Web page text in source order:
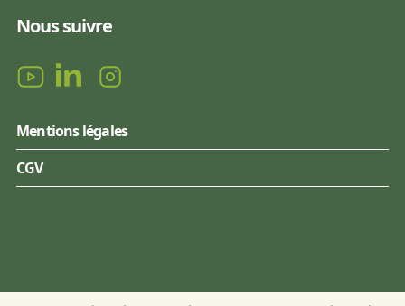
Nous suivre
Mentions légales
CGV